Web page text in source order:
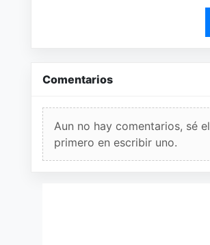
Comentarios
Aun no hay comentarios, sé el
primero en escribir uno.